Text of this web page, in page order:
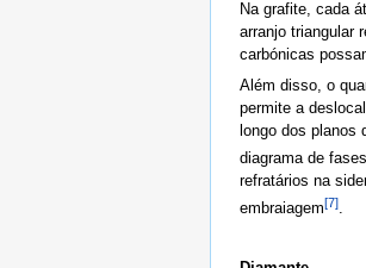
Na grafite, cada
arranjo triangular
carbónicas
Além disso, o
permite a
longo dos planos
diagrama de
refratários na
embraiagem[7].